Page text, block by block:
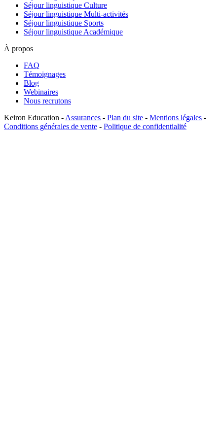
Séjour linguistique Culture
Séjour linguistique Multi-activités
Séjour linguistique Sports
Séjour linguistique Académique
À propos
FAQ
Témoignages
Blog
Webinaires
Nous recrutons
Keiron Education - Assurances - Plan du site - Mentions légales -
Conditions générales de vente - Politique de confidentialité